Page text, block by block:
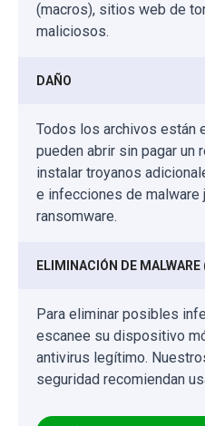
(macros), sitios web de
maliciosos.
DAÑO
Todos los archivos están
pueden abrir sin pagar un
instalar troyanos
e infecciones de malware
ransomware.
ELIMINACIÓN DE MALWARE
Para eliminar posibles
escanee su dispositivo
antivirus legítimo.
seguridad recomiendan